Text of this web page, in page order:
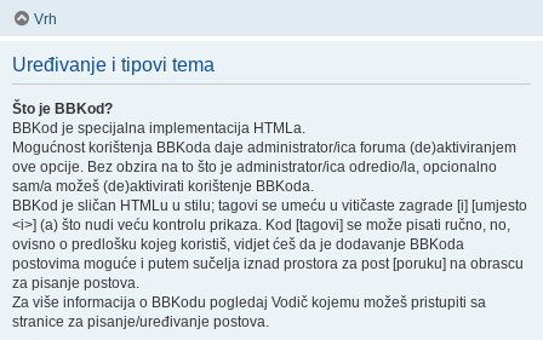
Vrh
Uređivanje i tipovi tema
Što je BBKod?
BBKod je specijalna implementacija HTMLa.
Mogućnost korištenja BBKoda daje administrator/ica foruma (de)aktiviranjem
ove opcije. Bez obzira na to što je administrator/ica odredio/la, opcionalno
sam/a možeš (de)aktivirati korištenje BBKoda.
BBKod je sličan HTMLu u stilu; tagovi se umeću u vitičaste zagrade [i] [umjesto
<i>] (a) što nudi veću kontrolu prikaza. Kod [tagovi] se može pisati ručno, no,
ovisno o predlošku kojeg koristiš, vidjet ćeš da je dodavanje BBKoda
postovima moguće i putem sučelja iznad prostora za post [poruku] na obrascu
za pisanje postova.
Za više informacija o BBKodu pogledaj Vodič kojemu možeš pristupiti sa
stranice za pisanje/uređivanje postova.